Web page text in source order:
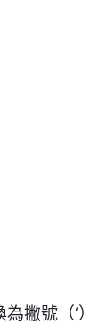
撇號（‘）